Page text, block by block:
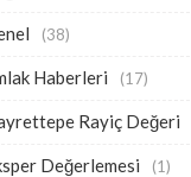
(38)
Haberleri (17)
Rayiç Değeri
Değerlemesi (1)